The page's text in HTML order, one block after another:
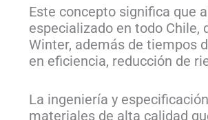
Este concepto significa que
especializado en todo
Winter, además de tiempos
en eficiencia, reducción de
La ingeniería y
materiales de alta calidad